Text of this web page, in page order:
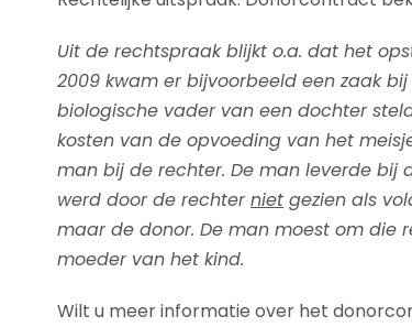
Uit de rechtspraak blijkt o.a. dat het
2009 kwam er bijvoorbeeld een zaak bij
biologische vader van een dochter
kosten van de opvoeding van het
man bij de rechter. De man leverde
werd door de rechterniet gezien als
maar de donor. De man moest om
moeder van het kind.
Wilt u meer informatie over het